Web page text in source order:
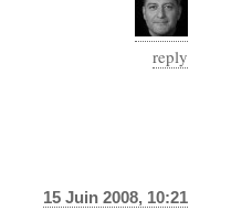
reply
15 Juin 2008, 10:21